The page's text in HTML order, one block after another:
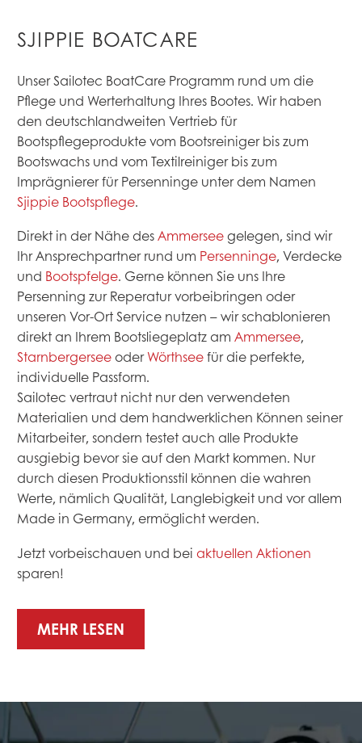
SJIPPIE BOATCARE
Unser Sailotec BoatCare Programm rund um die
Pflege und Werterhaltung Ihres Bootes. Wir haben
den deutschlandweiten Vertrieb für
Bootspflegeprodukte vom Bootsreiniger bis zum
Bootswachs und vom Textilreiniger bis zum
Imprägnierer für Persenninge unter dem Namen
Sjippie Bootspflege.
Direkt in der Nähe desAmmerseegelegen, sind wir
Ihr Ansprechpartner rund um Persenninge, Verdecke
und Bootspfelge. Gerne können Sie uns Ihre
Persenning zur Reperatur vorbeibringen oder
unseren Vor-Ort Service nutzen – wir schablonieren
direkt an Ihrem Bootsliegeplatz am Ammersee,
StarnbergerseeoderWörthseefür die perfekte,
individuelle Passform.
Sailotec vertraut nicht nur den verwendeten
Materialien und dem handwerklichen Können seiner
Mitarbeiter, sondern testet auch alle Produkte
ausgiebig bevor sie auf den Markt kommen. Nur
durch diesen Produktionsstil können die wahren
Werte, nämlich Qualität, Langlebigkeit und vor allem
Made in Germany, ermöglicht werden.
Jetzt vorbeischauen und bei aktuellen Aktionen
sparen!
MEHR LESEN